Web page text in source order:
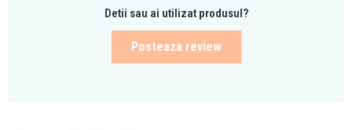
Detii sau ai utilizat produsul?
Posteaza review